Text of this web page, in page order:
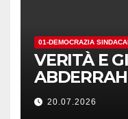
01-DEMOCRAZIA
VERITÀ E
20.07.2026